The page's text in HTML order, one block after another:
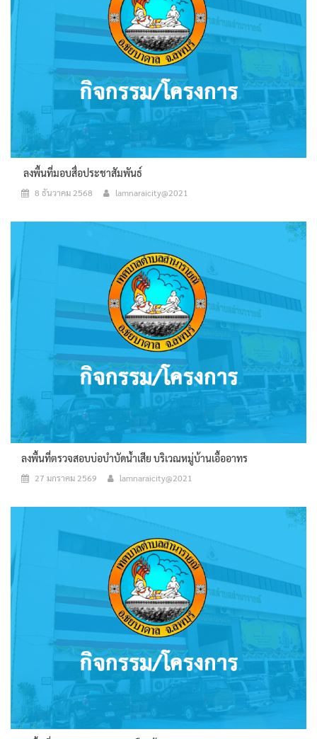
ลงพื้นที่มอบสื่อประชาสัมพันธ์
8 ธันวาคม 2568 lamnaraicity@2021
ลงพื้นที่ตรวจสอบบ่อบำบัดน้ำเสีย บริเวณหมู่บ้านเอื้ออาทร
27 มกราคม 2569 lamnaraicity@2021